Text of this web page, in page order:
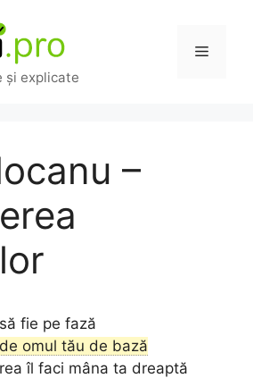
și explicate
Meniu
–
fie pe fază
omul tău de bază
îl faci mâna ta dreaptă